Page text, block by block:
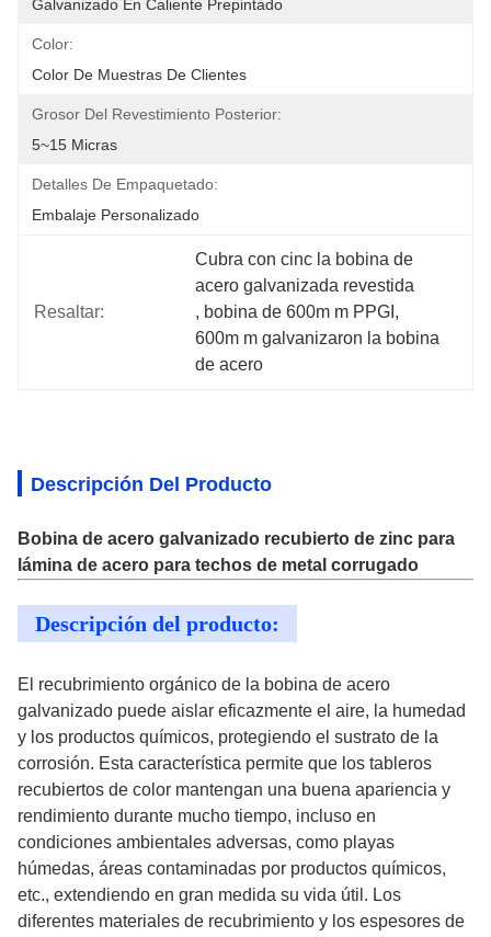
Galvanizado En Caliente Prepintado
Color:
Color De Muestras De Clientes
Grosor Del Revestimiento Posterior:
5~15 Micras
Detalles De Empaquetado:
Embalaje Personalizado
Resaltar:
Cubra con cinc la bobina de
acero galvanizada revestida
, bobina de 600m m PPGI ,
600m m galvanizaron la bobina
de acero
Descripción Del Producto
Bobina de acero galvanizado recubierto de zinc para
lámina de acero para techos de metal corrugado
Descripción del producto:
El recubrimiento orgánico de la bobina de acero
galvanizado puede aislar eficazmente el aire, la humedad
y los productos químicos, protegiendo el sustrato de la
corrosión. Esta característica permite que los tableros
recubiertos de color mantengan una buena apariencia y
rendimiento durante mucho tiempo, incluso en
condiciones ambientales adversas, como playas
húmedas, áreas contaminadas por productos químicos,
etc., extendiendo en gran medida su vida útil. Los
diferentes materiales de recubrimiento y los espesores de